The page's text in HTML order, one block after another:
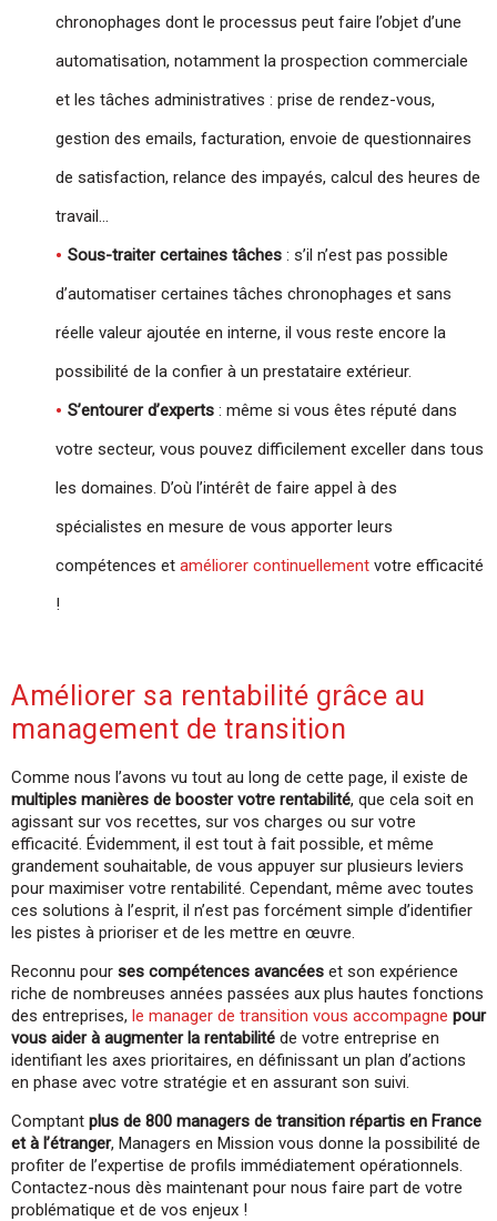
chronophages dont le processus peut faire l’objet d’une
automatisation, notamment la prospection commerciale
et les tâches administratives : prise de rendez-vous,
gestion des emails, facturation, envoie de questionnaires
de satisfaction, relance des impayés, calcul des heures de
travail…
Sous-traiter certaines tâches : s’il n’est pas possible
d’automatiser certaines tâches chronophages et sans
réelle valeur ajoutée en interne, il vous reste encore la
possibilité de la confier à un prestataire extérieur.
S’entourer d’experts : même si vous êtes réputé dans
votre secteur, vous pouvez difficilement exceller dans tous
les domaines. D’où l’intérêt de faire appel à des
spécialistes en mesure de vous apporter leurs
compétences et améliorer continuellement votre efficacité
!
Améliorer sa rentabilité grâce au
management de transition
Comme nous l’avons vu tout au long de cette page, il existe de
multiples manières de booster votre rentabilité, que cela soit en
agissant sur vos recettes, sur vos charges ou sur votre
efficacité. Évidemment, il est tout à fait possible, et même
grandement souhaitable, de vous appuyer sur plusieurs leviers
pour maximiser votre rentabilité. Cependant, même avec toutes
ces solutions à l’esprit, il n’est pas forcément simple d’identifier
les pistes à prioriser et de les mettre en œuvre.
Reconnu pour ses compétences avancées et son expérience
riche de nombreuses années passées aux plus hautes fonctions
des entreprises, le manager de transition vous accompagne pour
vous aider à augmenter la rentabilité de votre entreprise en
identifiant les axes prioritaires, en définissant un plan d’actions
en phase avec votre stratégie et en assurant son suivi.
Comptant plus de 800 managers de transition répartis en France
et à l’étranger, Managers en Mission vous donne la possibilité de
profiter de l’expertise de profils immédiatement opérationnels.
Contactez-nous dès maintenant pour nous faire part de votre
problématique et de vos enjeux !